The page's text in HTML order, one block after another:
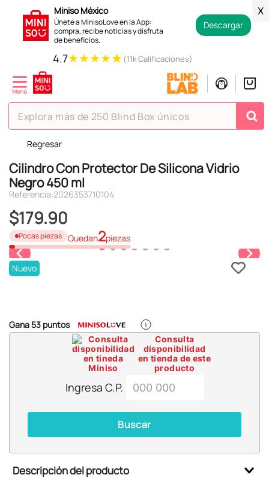
Miniso México
Únete a MinisoLove en la App:
compra, recibe noticias y disfruta
de beneficios.
Descargar
X
4.7★★★★★ (11k Calificaciones)
Explora más de 250 Blind Box únicos
Regresar
Cilindro Con Protector De Silicona Vidrio
Negro 450 ml
Referencia:2026353710104
$179.90
Pocas piezas Quedan2piezas
Nuevo
Gana53 puntos
Consulta
disponibilidad
en tienda de este
producto
Ingresa C.P.
Buscar
Descripción del producto
TÉRMINOS MÁS BUSCADOS
1.
hello kitty
2.
spiderman
3
peluche
4.
osito cariñosito
5.
blind box
6.
pokemon
9.
chiikawas